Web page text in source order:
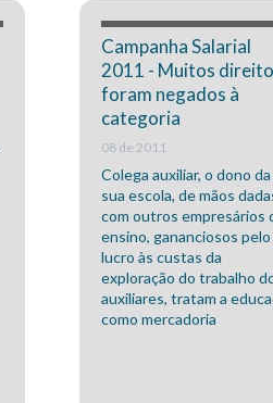
Campanha Salarial
2011 - Muitos
foram negados à
categoria
08 de 2011
Colega auxiliar, o dono da
sua escola, de mãos
com outros empresários
ensino, gananciosos pelo
lucro às custas da
exploração do trabalho
auxiliares, tratam a
como mercadoria